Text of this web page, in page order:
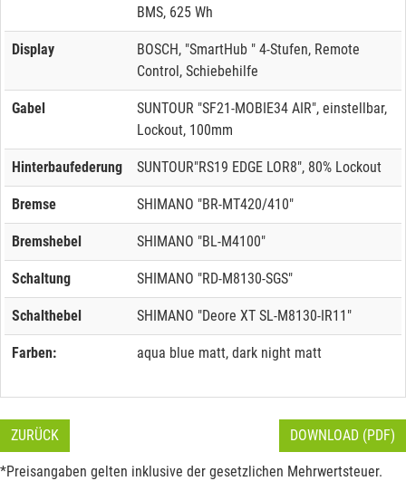
BMS, 625 Wh
Display
BOSCH, "SmartHub " 4-Stufen, Remote
Control, Schiebehilfe
Gabel
SUNTOUR "SF21-MOBIE34 AIR", einstellbar,
Lockout, 100mm
Hinterbaufederung SUNTOUR"RS19 EDGE LOR8", 80% Lockout
Bremse SHIMANO "BR-MT420/410"
Bremshebel SHIMANO "BL-M4100"
Schaltung SHIMANO "RD-M8130-SGS"
Schalthebel SHIMANO "Deore XT SL-M8130-IR11"
Farben: aqua blue matt, dark night matt
ZURÜCK DOWNLOAD (PDF)
*Preisangaben gelten inklusive der gesetzlichen Mehrwertsteuer.